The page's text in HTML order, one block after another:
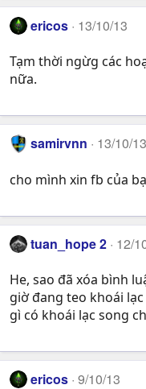
ericos 13/10/13
Tạm thời ngừg các
nữa.
samirvnn 13/10/13
cho mình xin fb của
tuan_hope 2 12/
He, sao đã xóa bình
giờ đang teo khoái
gì có khoái lạc song
ericos 9/10/13